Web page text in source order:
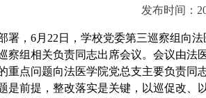
发布时间：
署， 6月22日 ，学校党委第三巡察组向法
察组相关负责同志出席会议。会议由法
重点问题向法医学院党总支主要负责同
是前提，整改落实是关键，以巡促改、